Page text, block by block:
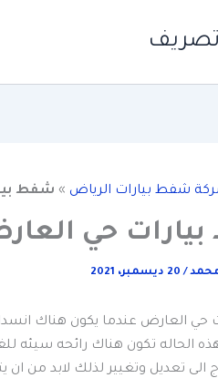
شفط بيارات الرياض » شفط
حي
محمد/ 20 ديسمبر، 2021
العارض عندما يكون هناك
الحاله تكون هناك رائحه سيئه
الى تعديل وتغيير لذلك لابد من ان